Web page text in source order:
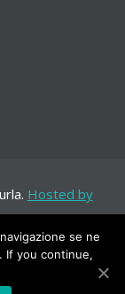
Hosted by
se ne
If you continue,